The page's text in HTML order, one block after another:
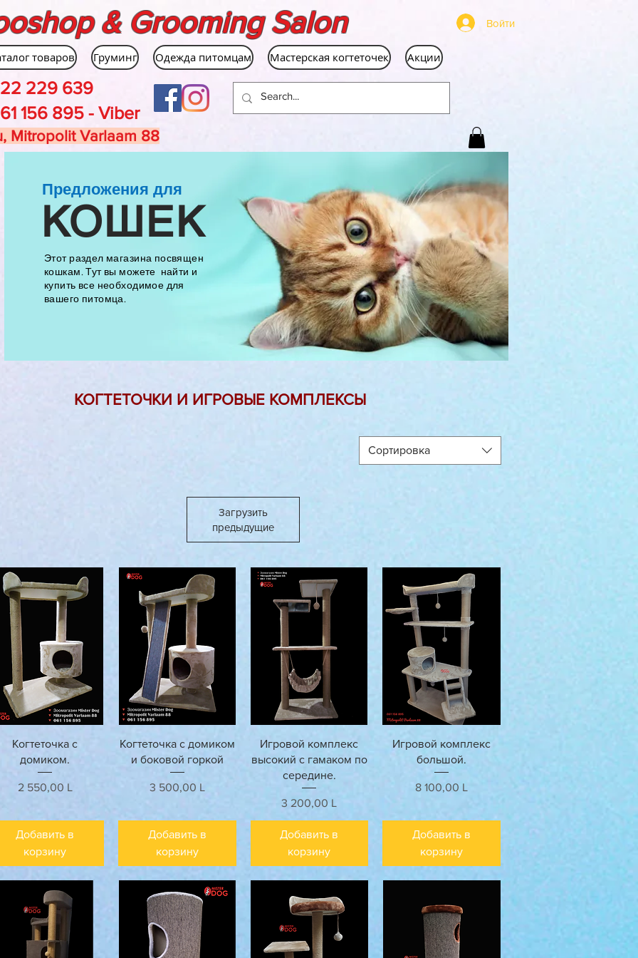
& Grooming Salon Войти
товаров Груминг Одежда питомцам Мастерская когтеточек Акции
229 639
156 895 - Viber
Mitropolit Varlaam 88
Предложения для
КОШЕК
Этот раздел магазина посвящен
кошкам. Тут вы можете найти и
купить все необходимое для
вашего питомца.
КОГТЕТОЧКИ И ИГРОВЫЕ КОМПЛЕКСЫ
Сортировка
Загрузить
предыдущие
Быстрый просмотр
Когтеточка с
домиком.
Цена
2 550,00 L
Добавить в
корзину
Быстрый просмотр
Когтеточка с домиком
и боковой горкой
Цена
3 500,00 L
Добавить в
корзину
Быстрый просмотр
Игровой комплекс
высокий с гамаком по
середине.
Цена
3 200,00 L
Добавить в
корзину
Быстрый просмотр
Игровой комплекс
большой.
Цена
8 100,00 L
Добавить в
корзину